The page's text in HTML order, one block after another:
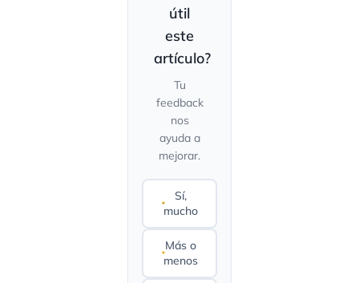
útil
este
artículo?
Tu
feedback
nos
ayuda a
mejorar.
Sí,
mucho
Más o
menos